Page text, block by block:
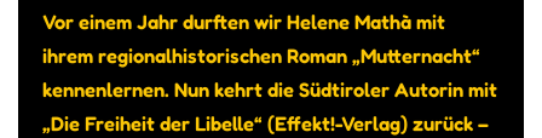
Vor einem Jahr durften wir Helene Mathà mit
ihrem regionalhistorischen Roman „Mutternacht“
kennenlernen. Nun kehrt die Südtiroler Autorin mit
„Die Freiheit der Libelle“ (Effekt!-Verlag) zurück –